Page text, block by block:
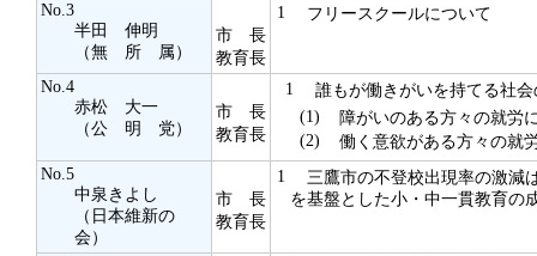
No.3
半田 伸明
（無 所 属）
市 長
教育長
1 フリースクールについて
No.4
赤松 大一
（公 明 党）
市 長
教育長
1
誰もが働きがいを持てる社会
(1)
障がいのある方々の就労
(2)
働く意欲がある方々の就
No.5
中泉きよし
（日本維新の
会）
市 長
教育長
1
三鷹市の不登校出現率の激減
を基盤とした小・中一貫教育の